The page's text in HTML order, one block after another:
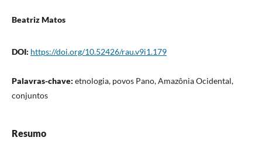
Beatriz Matos
DOI: https://doi.org/10.52426/rau.v9i1.179
Palavras-chave: etnologia, povos Pano, Amazônia Ocidental,
conjuntos
Resumo